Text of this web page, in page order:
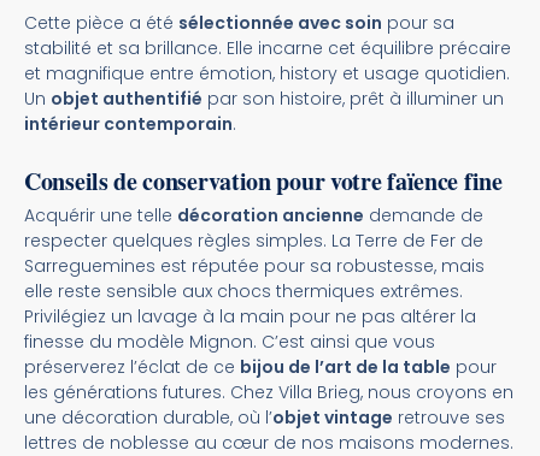
Cette pièce a été sélectionnée avec soin pour sa
stabilité et sa brillance. Elle incarne cet équilibre précaire
et magnifique entre émotion, history et usage quotidien.
Un objet authentifié par son histoire, prêt à illuminer un
intérieur contemporain.
Conseils de conservation pour votre faïence fine
Acquérir une telle décoration ancienne demande de
respecter quelques règles simples. La Terre de Fer de
Sarreguemines est réputée pour sa robustesse, mais
elle reste sensible aux chocs thermiques extrêmes.
Privilégiez un lavage à la main pour ne pas altérer la
finesse du modèle Mignon. C’est ainsi que vous
préserverez l’éclat de ce bijou de l’art de la table pour
les générations futures. Chez Villa Brieg, nous croyons en
une décoration durable, où l’objet vintage retrouve ses
lettres de noblesse au cœur de nos maisons modernes.